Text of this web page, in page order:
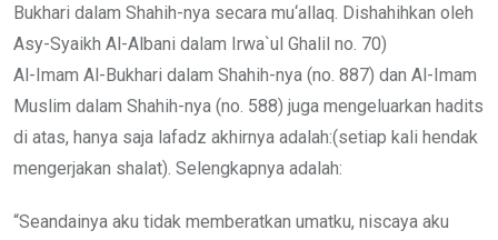
Bukhari dalam Shahih-nya secara mu‘allaq. Dishahihkan oleh
Asy-Syaikh Al-Albani dalam Irwa`ul Ghalil no. 70)
Al-Imam Al-Bukhari dalam Shahih-nya (no. 887) dan Al-Imam
Muslim dalam Shahih-nya (no. 588) juga mengeluarkan hadits
di atas, hanya saja lafadz akhirnya adalah:(setiap kali hendak
mengerjakan shalat). Selengkapnya adalah:
“Seandainya aku tidak memberatkan umatku, niscaya aku